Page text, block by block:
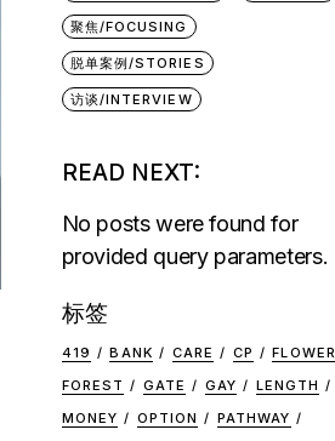
聚焦/FOCUSING
脱单案例/STORIES
访谈/INTERVIEW
READ NEXT:
No posts were found for
provided query parameters.
标签
419 BANK CARE CP
FLOWER
FOREST
GATE GAY
LENGTH
MONEY
OPTION
PATHWAY